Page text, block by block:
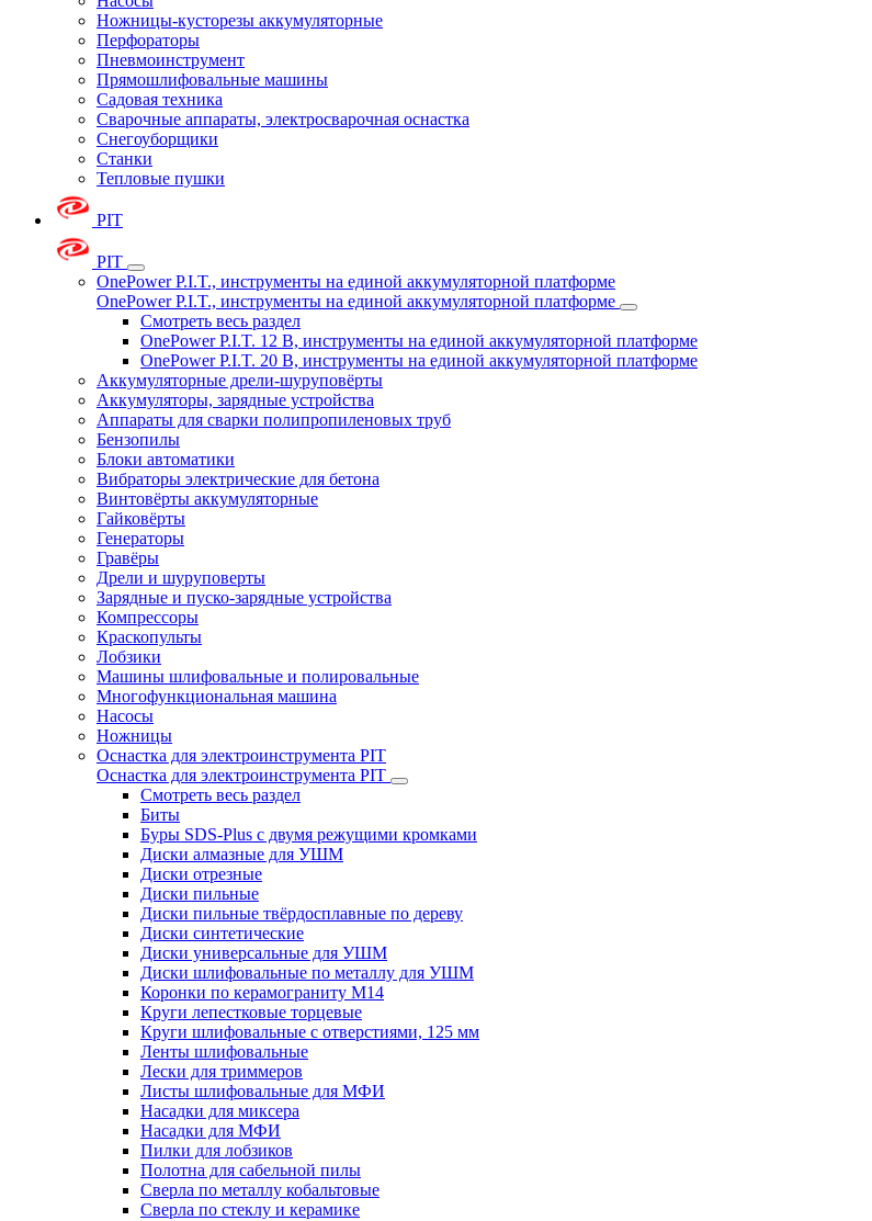
Ножницы-кусторезы аккумуляторные
Перфораторы
Пневмоинструмент
Прямошлифовальные машины
Садовая техника
Сварочные аппараты, электросварочная оснастка
Снегоуборщики
Станки
Тепловые пушки
PIT
PIT
OnePower P.I.T., инструменты на единой аккумуляторной платформе
OnePower P.I.T., инструменты на единой аккумуляторной платформе
Смотреть весь раздел
OnePower P.I.T. 12 В, инструменты на единой аккумуляторной платформе
OnePower P.I.T. 20 В, инструменты на единой аккумуляторной платформе
Аккумуляторные дрели-шуруповёрты
Аккумуляторы, зарядные устройства
Аппараты для сварки полипропиленовых труб
Бензопилы
Блоки автоматики
Вибраторы электрические для бетона
Винтовёрты аккумуляторные
Гайковёрты
Генераторы
Гравёры
Дрели и шуруповерты
Зарядные и пуско-зарядные устройства
Компрессоры
Краскопульты
Лобзики
Машины шлифовальные и полировальные
Многофункциональная машина
Насосы
Ножницы
Оснастка для электроинструмента PIT
Оснастка для электроинструмента PIT
Смотреть весь раздел
Биты
Буры SDS-Plus c двумя режущими кромками
Диски алмазные для УШМ
Диски отрезные
Диски пильные
Диски пильные твёрдосплавные по дереву
Диски синтетические
Диски универсальные для УШМ
Диски шлифовальные по металлу для УШМ
Коронки по керамограниту M14
Круги лепестковые торцевые
Круги шлифовальные с отверстиями, 125 мм
Ленты шлифовальные
Лески для триммеров
Листы шлифовальные для МФИ
Насадки для миксера
Насадки для МФИ
Пилки для лобзиков
Полотна для сабельной пилы
Сверла по металлу кобальтовые
Сверла по стеклу и керамике